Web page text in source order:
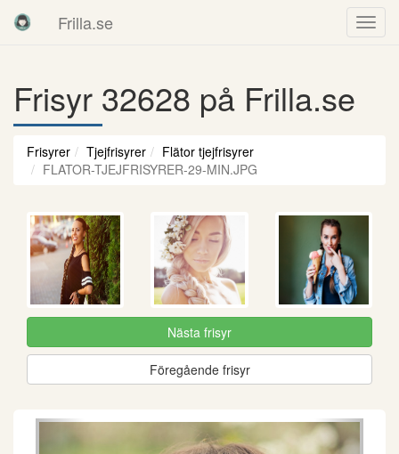
Frilla.se
Frisyr 32628 på Frilla.se
Frisyrer Tjejfrisyrer
Flätor tjejfrisyrer
FLATOR-TJEJFRISYRER-29-MIN.JPG
Nästa frisyr
Föregående frisyr
Föregående